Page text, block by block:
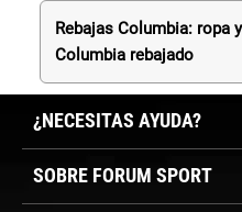
Rebajas Columbia: ropa
Columbia rebajado
¿NECESITAS AYUDA?
SOBRE FORUM SPORT